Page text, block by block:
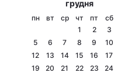
грудня
пн вт ср чт пт сб
1
2 3
5
6 7 8 9 10
12
13 14 15 16 17
19
20 21 22 23 24